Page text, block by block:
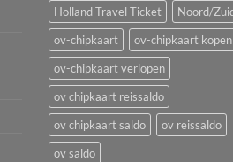
Holland Travel Ticket
Noord/
ov-chipkaart
ov-chipkaart kopen
ov-chipkaart verlopen
ov chipkaart reissaldo
ov chipkaart saldo
ov reissaldo
ov saldo